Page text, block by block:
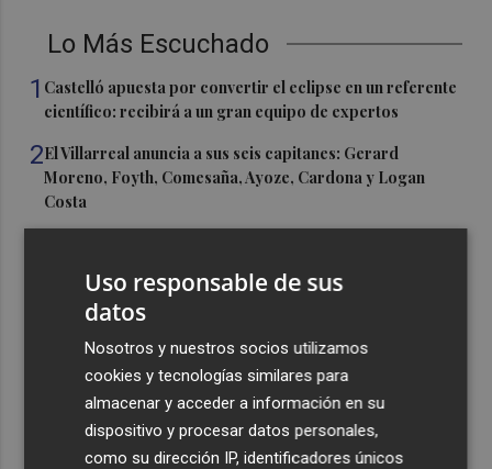
Lo Más Escuchado
1 Castelló apuesta por convertir el eclipse en un referente
científico: recibirá a un gran equipo de expertos
2El Villarreal anuncia a sus seis capitanes: Gerard
Moreno, Foyth, Comesaña, Ayoze, Cardona y Logan
Costa
San Javier da viabilidad al nuevo contrato del transporte
324 habitaciones
Estos son los estrenos que abren la cartelera en agosto:
de la comedia 'El último mono' a una nueva entrega de
'La Patrulla Canina'
Uso responsable de sus
datos
Nosotros y nuestros socios utilizamos
cookies y tecnologías similares para
almacenar y acceder a información en su
dispositivo y procesar datos personales,
como su dirección IP, identificadores únicos